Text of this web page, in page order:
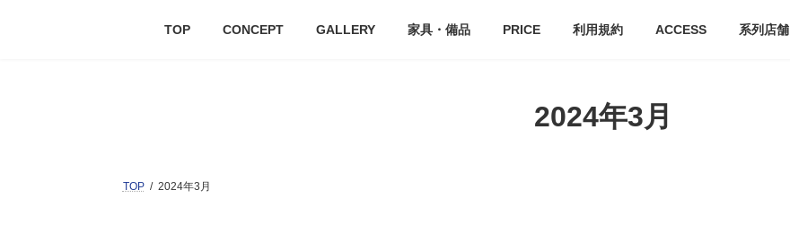
TOP CONCEPT GALLERY 家具・備品 PRICE 利用規約 ACCESS 系列店舗
2024年3月
TOP 2024年3月